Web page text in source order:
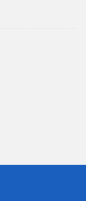
「AIが研究